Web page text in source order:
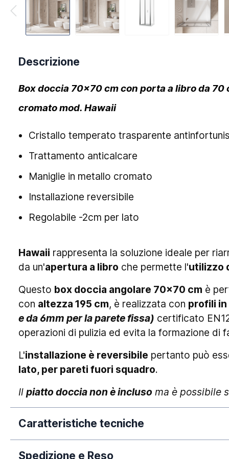
Descrizione
Box doccia 70x70 cm con porta a libro da
cromato mod. Hawaii
Cristallo temperato trasparente
Trattamento anticalcare
Maniglie in metallo cromato
Installazione reversibile
Regolabile -2cm per lato
Hawaii rappresenta la soluzione ideale per
da un'apertura a libro che permette l'utilizzo
Questo box doccia angolare 70x70 cm è
con altezza 195 cm, è realizzata con profili in
e da 6mm per la parete fissa) certificato
operazioni di pulizia ed evita la formazione di
L'installazione è reversibile pertanto può
lato, per pareti fuori squadro.
Il piatto doccia non è incluso ma è possibile
Caratteristiche tecniche
Dimensione:
Spedizione e Reso